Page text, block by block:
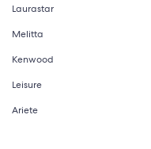
Laurastar
Melitta
Kenwood
Leisure
Ariete